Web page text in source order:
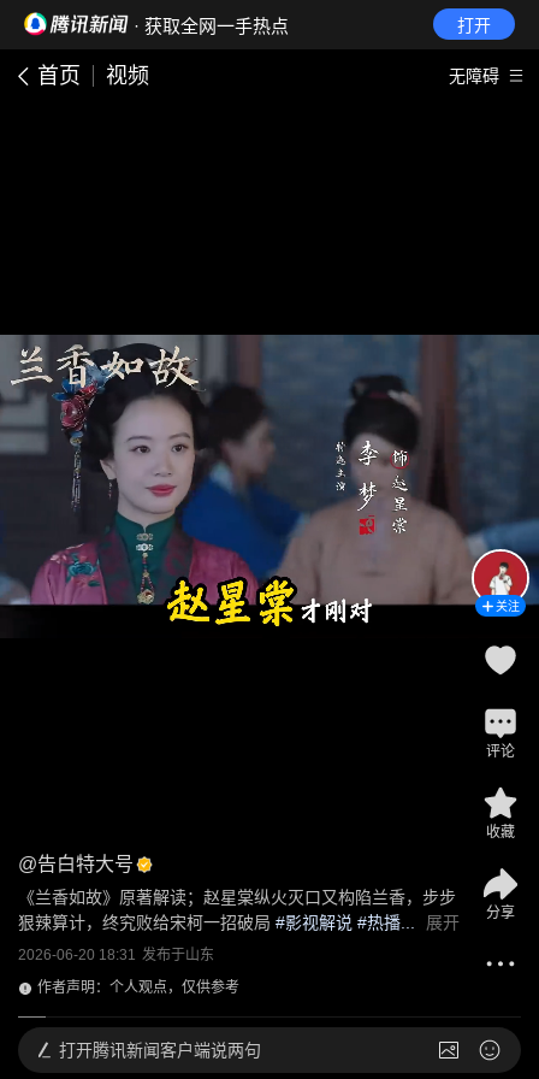
· 获取全网一手热点 打开
首页 视频 无障碍
@告白特大号
《兰香如故》原著解读；赵星棠纵火灭口又构陷兰香，步步
狠辣算计，终究败给宋柯一招破局 #影视解说 #热播... 展开
2026-06-20 18:31 发布于山东
作者声明：个人观点，仅供参考
关注
评论
收藏
分享
打开腾讯新闻客户端说两句